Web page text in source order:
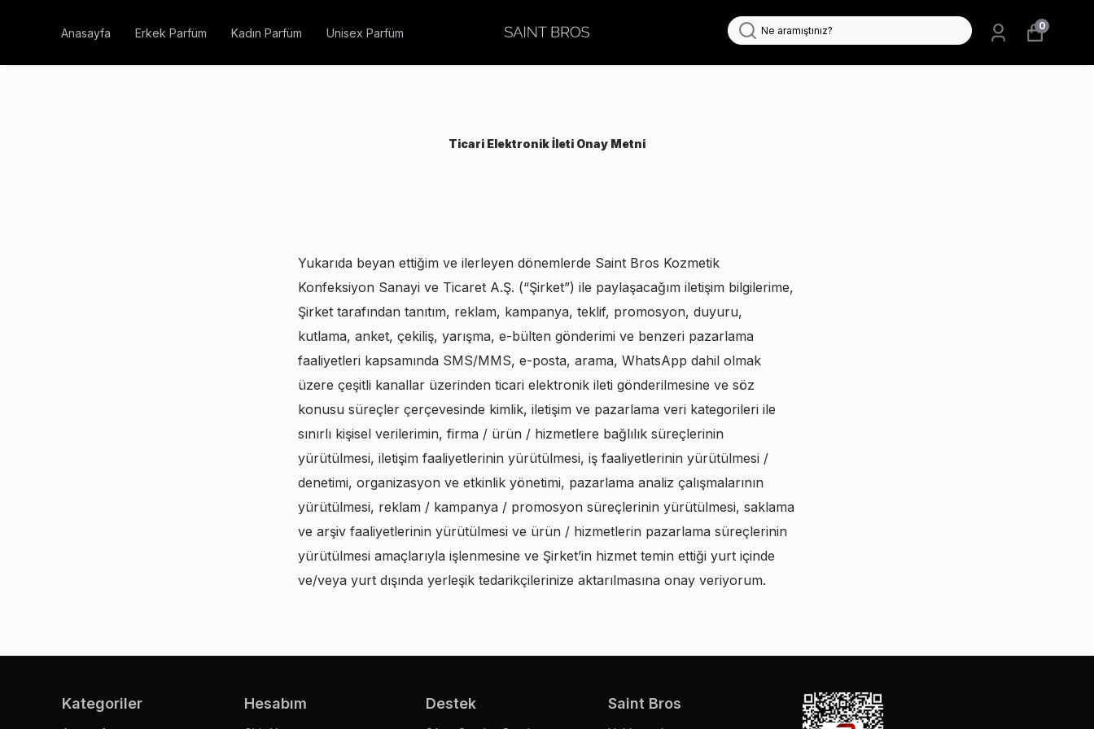
Anasayfa Erkek Parfüm Kadın Parfüm Unisex Parfüm
0
Ticari Elektronik İleti Onay Metni
Yukarıda beyan ettiğim ve ilerleyen dönemlerde Saint Bros Kozmetik
Konfeksiyon Sanayi ve Ticaret A.Ş. (“Şirket”) ile paylaşacağım iletişim bilgilerime,
Şirket tarafından tanıtım, reklam, kampanya, teklif, promosyon, duyuru,
kutlama, anket, çekiliş, yarışma, e-bülten gönderimi ve benzeri pazarlama
faaliyetleri kapsamında SMS/MMS, e-posta, arama, WhatsApp dahil olmak
üzere çeşitli kanallar üzerinden ticari elektronik ileti gönderilmesine ve söz
konusu süreçler çerçevesinde kimlik, iletişim ve pazarlama veri kategorileri ile
sınırlı kişisel verilerimin, firma / ürün / hizmetlere bağlılık süreçlerinin
yürütülmesi, iletişim faaliyetlerinin yürütülmesi, iş faaliyetlerinin yürütülmesi /
denetimi, organizasyon ve etkinlik yönetimi, pazarlama analiz çalışmalarının
yürütülmesi, reklam / kampanya / promosyon süreçlerinin yürütülmesi, saklama
ve arşiv faaliyetlerinin yürütülmesi ve ürün / hizmetlerin pazarlama süreçlerinin
yürütülmesi amaçlarıyla işlenmesine ve Şirket’in hizmet temin ettiği yurt içinde
ve/veya yurt dışında yerleşik tedarikçilerinize aktarılmasına onay veriyorum.
Kategoriler Hesabım Destek Saint Bros